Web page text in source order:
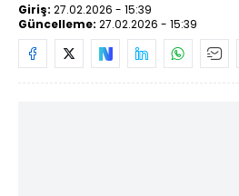
Giriş: 27.02.2026 - 15:39
Güncelleme: 27.02.2026 - 15:39